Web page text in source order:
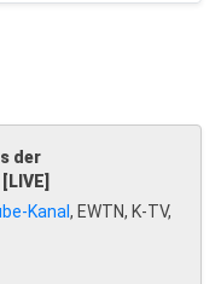
der
Kanal, EWTN, K-TV,